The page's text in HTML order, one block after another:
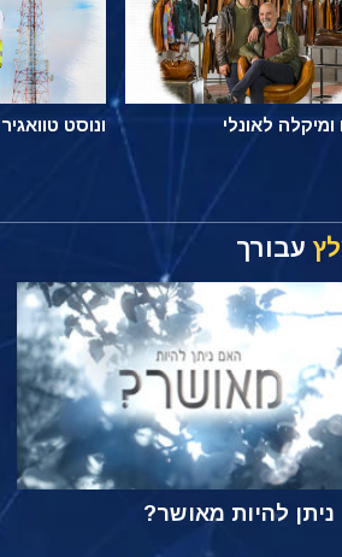
ומיקלה לאונלי ונוסט
עבורך
להיות מאושר?